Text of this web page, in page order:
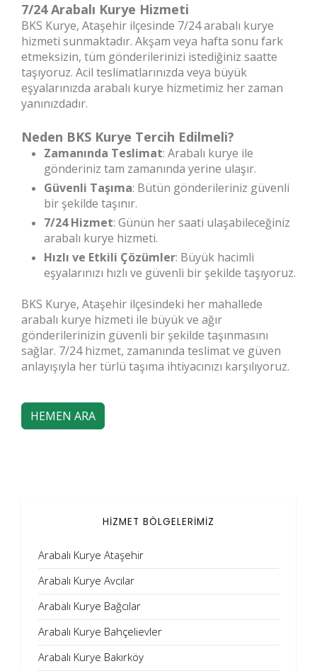
7/24 Arabalı Kurye Hizmeti
BKS Kurye, Ataşehir ilçesinde 7/24 arabalı kurye
hizmeti sunmaktadır. Akşam veya hafta sonu fark
etmeksizin, tüm gönderilerinizi istediğiniz saatte
taşıyoruz. Acil teslimatlarınızda veya büyük
eşyalarınızda arabalı kurye hizmetimiz her zaman
yanınızdadır.
Neden BKS Kurye Tercih Edilmeli?
Zamanında Teslimat: Arabalı kurye ile
gönderiniz tam zamanında yerine ulaşır.
Güvenli Taşıma: Bütün gönderileriniz güvenli
bir şekilde taşınır.
7/24 Hizmet: Günün her saati ulaşabileceğiniz
arabalı kurye hizmeti.
Hızlı ve Etkili Çözümler: Büyük hacimli
eşyalarınızı hızlı ve güvenli bir şekilde taşıyoruz.
BKS Kurye, Ataşehir ilçesindeki her mahallede
arabalı kurye hizmeti ile büyük ve ağır
gönderilerinizin güvenli bir şekilde taşınmasını
sağlar. 7/24 hizmet, zamanında teslimat ve güven
anlayışıyla her türlü taşıma ihtiyacınızı karşılıyoruz.
HEMEN ARA
HİZMET BÖLGELERİMİZ
Arabalı Kurye Ataşehir
Arabalı Kurye Avcılar
Arabalı Kurye Bağcılar
Arabalı Kurye Bahçelievler
Arabalı Kurye Bakırköy